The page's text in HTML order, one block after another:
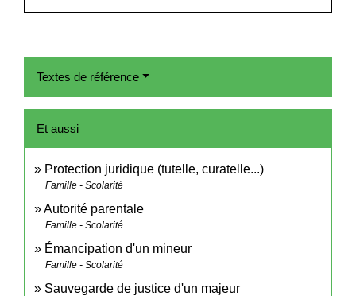
Textes de référence
Et aussi
Protection juridique (tutelle, curatelle...)
Famille - Scolarité
Autorité parentale
Famille - Scolarité
Émancipation d'un mineur
Famille - Scolarité
Sauvegarde de justice d'un majeur